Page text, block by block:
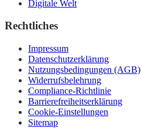
Digitale Welt
Rechtliches
Impressum
Datenschutzerklärung
Nutzungsbedingungen (AGB)
Widerrufsbelehrung
Compliance-Richtlinie
Barrierefreiheitserklärung
Cookie-Einstellungen
Sitemap